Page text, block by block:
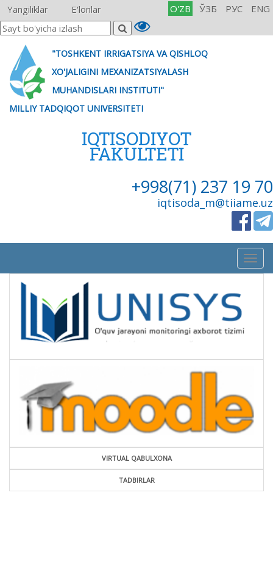
Yangiliklar E'lonlar O'ZB ЎЗБ РУС ENG
"TOSHKENT IRRIGATSIYA VA QISHLOQ
XO'JALIGINI MEXANIZATSIYALASH
MUHANDISLARI INSTITUTI"
MILLIY TADQIQOT UNIVERSITETI
IQTISODIYOT
FAKULTETI
+998(71) 237 19 70
iqtisoda_m@tiiame.uz
VIRTUAL QABULXONA
TADBIRLAR